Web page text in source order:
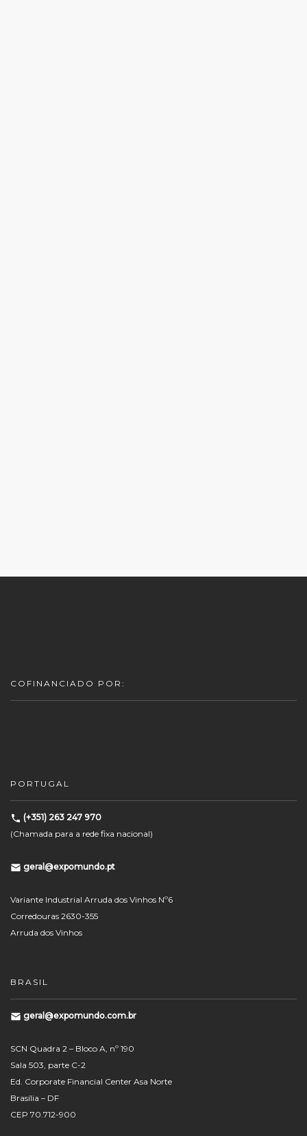
COFINANCIADO POR:
PORTUGAL
(+351) 263 247 970
(Chamada para a rede fixa nacional)
geral@expomundo.pt
Variante Industrial Arruda dos Vinhos Nº6
Corredouras 2630-355
Arruda dos Vinhos
BRASIL
geral@expomundo.com.br
SCN Quadra 2 – Bloco A, nº 190
Sala 503, parte C-2
Ed. Corporate Financial Center Asa Norte
Brasília – DF
CEP 70.712-900